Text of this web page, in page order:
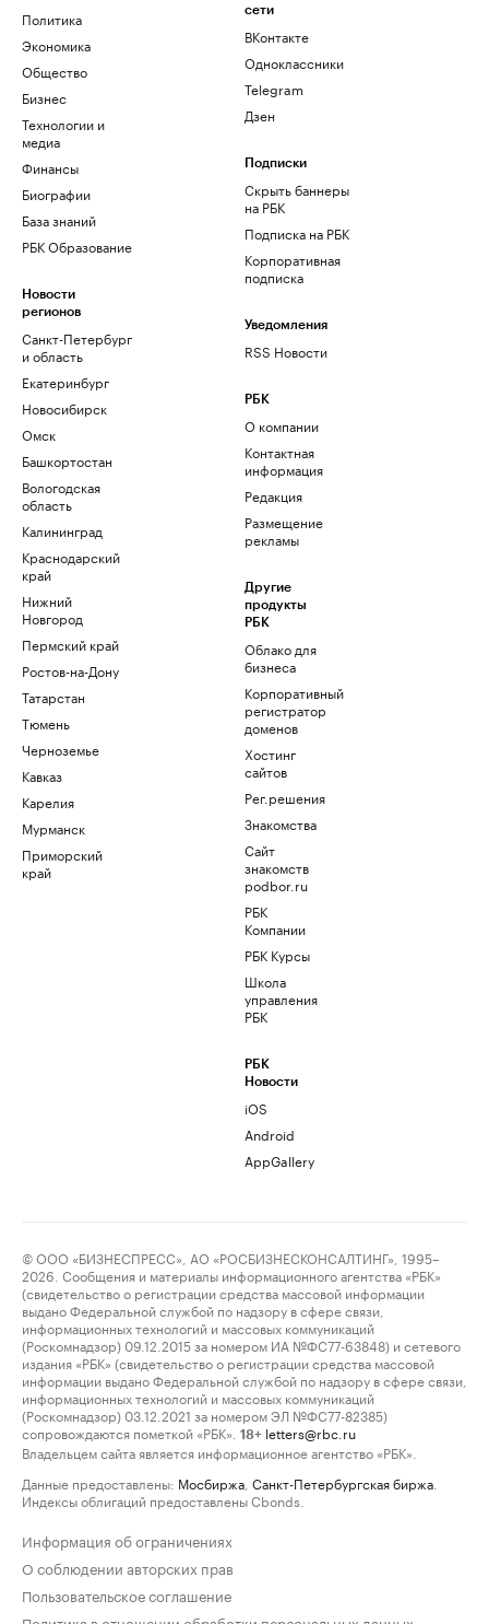
Политика
Экономика
Общество
Бизнес
Технологии и
медиа
Финансы
Биографии
База знаний
РБК Образование
Новости
регионов
Санкт-Петербург
и область
Екатеринбург
Новосибирск
Омск
Башкортостан
Вологодская
область
Калининград
Краснодарский
край
Нижний
Новгород
Пермский край
Ростов-на-Дону
Татарстан
Тюмень
Черноземье
Кавказ
Карелия
Мурманск
Приморский
край
сети
ВКонтакте
Одноклассники
Telegram
Дзен
Подписки
Скрыть баннеры
на РБК
Подписка на РБК
Корпоративная
подписка
Уведомления
RSS Новости
РБК
О компании
Контактная
информация
Редакция
Размещение
рекламы
Другие
продукты
РБК
Облако для
бизнеса
Корпоративный
регистратор
доменов
Хостинг
сайтов
Рег.решения
Знакомства
Сайт
знакомств
podbor.ru
РБК
Компании
РБК Курсы
Школа
управления
РБК
РБК
Новости
iOS
Android
AppGallery
© ООО «БИЗНЕСПРЕСС», АО «РОСБИЗНЕСКОНСАЛТИНГ», 1995–
2026. Сообщения и материалы информационного агентства «РБК»
(свидетельство о регистрации средства массовой информации
выдано Федеральной службой по надзору в сфере связи,
информационных технологий и массовых коммуникаций
(Роскомнадзор) 09.12.2015 за номером ИА №ФС77-63848) и сетевого
издания «РБК» (свидетельство о регистрации средства массовой
информации выдано Федеральной службой по надзору в сфере связи,
информационных технологий и массовых коммуникаций
(Роскомнадзор) 03.12.2021 за номером ЭЛ №ФС77-82385)
сопровождаются пометкой «РБК».
18+ letters@rbc.ru
Владельцем сайта является информационное агентство «РБК».
Данные предоставлены: Мосбиржа Санкт-Петербургская биржа
Индексы облигаций предоставлены Cbonds.
Информация об ограничениях
О соблюдении авторских прав
Пользовательское соглашение